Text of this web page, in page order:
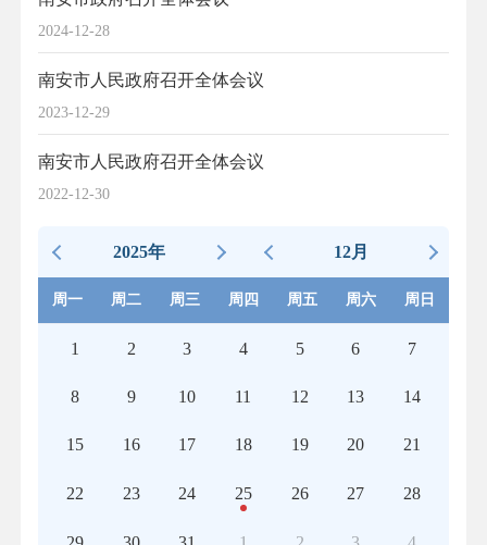
2024-12-28
2023-12-29
南安市人民政府召开全体会议
2022-12-30
南安市人民政府召开全体会议
2025年 12月
周一 周二 周三 周四 周五 周六 周日
1 2 3 4 5 6 7
8 9 10 11 12 13 14
15 16 17 18 19 20 21
22 23 24 25 26 27 28